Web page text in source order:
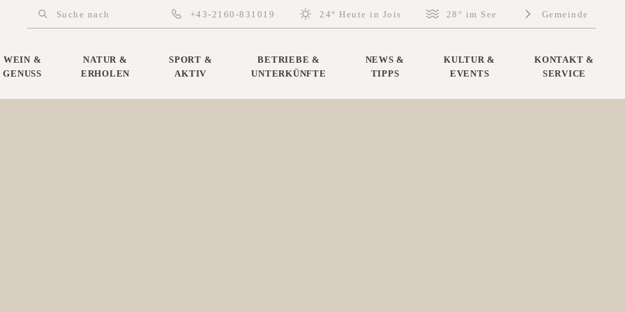
Suchparameter
Suche nach Artikel und Informationen
Suche ausführen
+43-2160-831019
Jois unter der Telefonnummer +43-2160-831019 anrufen
24° Heute in Jois
Die heutige Außentemperatur in Jois beträgt 24°
28° im See
Die heutige Wassertemperatur in
Gemeinde
Seite
WEIN &
GENUSS
NATUR &
ERHOLEN
SPORT &
AKTIV
BETRIEBE &
UNTERKÜNFTE
NEWS &
TIPPS
KULTUR &
EVENTS
KONTAKT &
SERVICE